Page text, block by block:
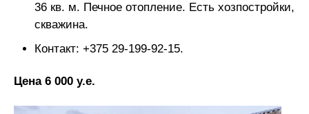
36 кв. м. Печное отопление. Есть хозпостройки,
скважина.
Контакт: +375 29-199-92-15.
Цена 6 000 у.е.